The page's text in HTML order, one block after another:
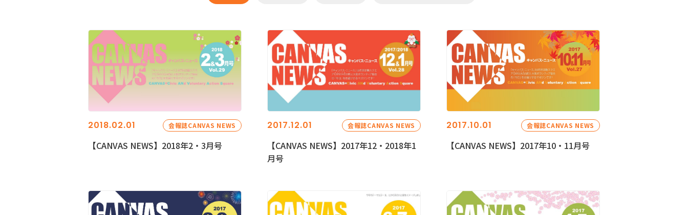
2018.02.01 会報誌CANVAS NEWS
【CANVAS NEWS】2018年2・3月号
2017.12.01 会報誌CANVAS NEWS
【CANVAS NEWS】2017年12・2018年1
月号
2017.10.01 会報誌CANVAS NEWS
【CANVAS NEWS】2017年10・11月号